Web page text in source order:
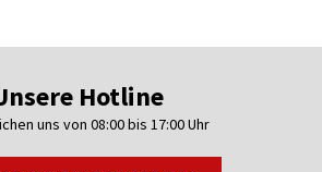
Hotline
uns von 08:00 bis 17:00 Uhr